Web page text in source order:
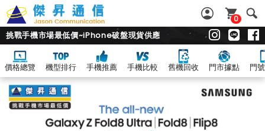
0
挑戰手機市場最低價~iPhone破盤現貨供應
價格總覽 機型排行 手機推薦 手機比較 舊機回收 門市據點 門